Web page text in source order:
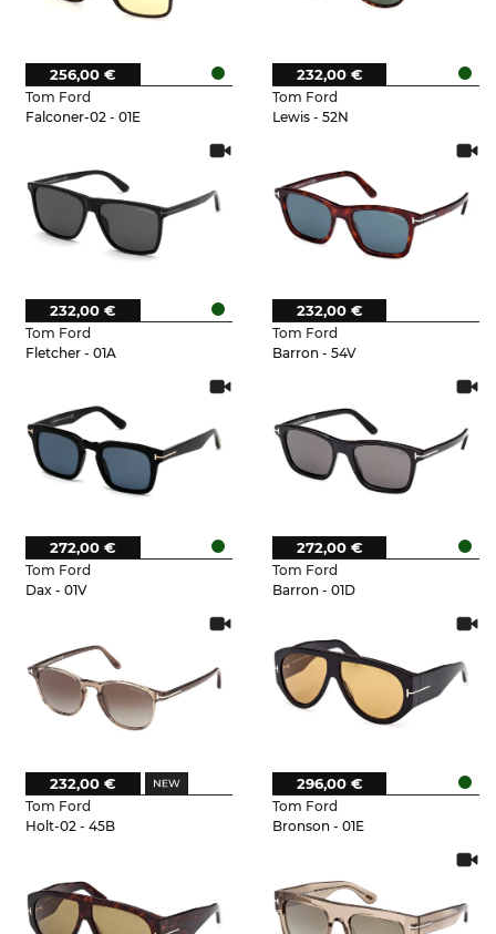
Tom Ford
Falconer-02 - 01E
256,00 €
Tom Ford
Lewis - 52N
232,00 €
Tom Ford
Fletcher - 01A
232,00 €
Tom Ford
Barron - 54V
232,00 €
Tom Ford
Dax - 01V
272,00 €
Tom Ford
Barron - 01D
272,00 €
Tom Ford
Holt-02 - 45B
232,00 €
Tom Ford
Bronson - 01E
296,00 €